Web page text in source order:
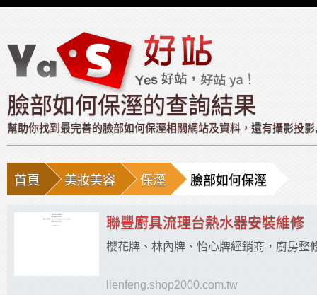
臉部如何保溼的查詢結果
幫助你找到最完善的臉部如何保溼相關網站及資料，還有攝影投
首頁 美妝美容 保溼 臉部如何保溼
聯豐廚具流理台熱水器安裝維修
櫻花牌、林內牌、怡心牌經銷商，廚房整
lienfeng.shop2000.com.tw